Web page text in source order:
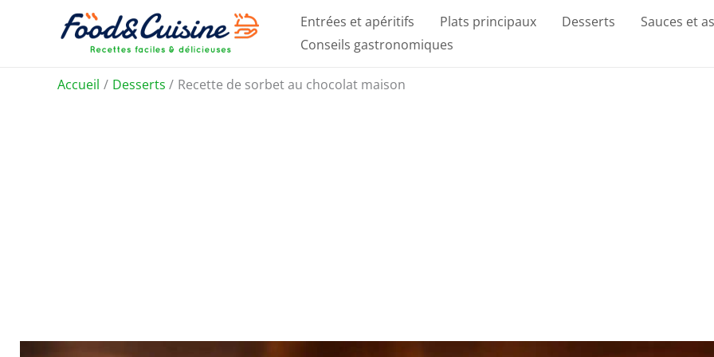
Entrées et apéritifs Plats principaux Desserts Sauces et
Conseils gastronomiques
Accueil Desserts Recette de sorbet au chocolat maison